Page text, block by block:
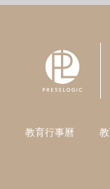
教育行事曆